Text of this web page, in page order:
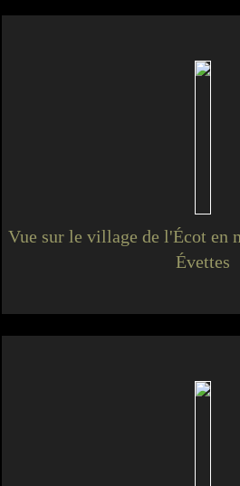
Vue sur le village de l'Écot en
Évettes